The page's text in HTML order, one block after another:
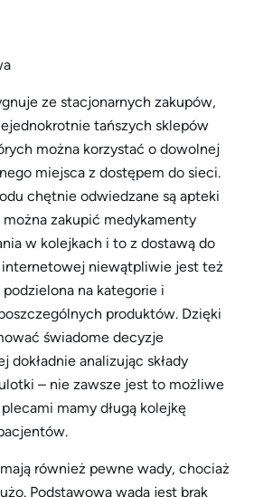
ze stacjonarnych zakupów,
tańszych sklepów
można korzystać o dowolnej
miejsca z dostępem do sieci.
chętnie odwiedzane są apteki
zakupić medykamenty
w kolejkach i to z dostawą do
internetowej niewątpliwie jest też
na kategorie i
produktów. Dzięki
świadome decyzje
dokładnie analizując składy
– nie zawsze jest to możliwe
mamy długą kolejkę
również pewne wady, chociaż
Podstawową wadą jest brak